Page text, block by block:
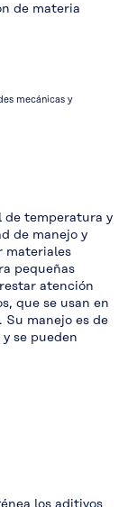
de materia
mecánicas y
de temperatura y
de manejo y
materiales
pequeñas
atención
que se usan en
Su manejo es de
se pueden
los aditivos